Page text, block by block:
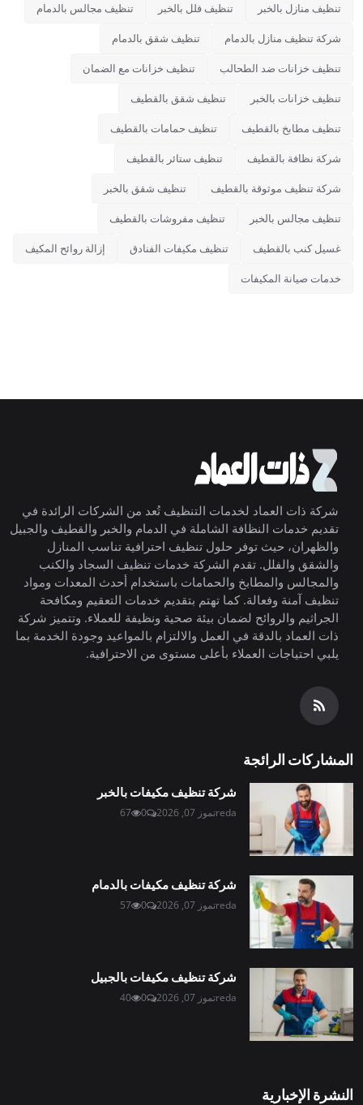
تنظيف منازل بالخبر تنظيف فلل بالخبر تنظيف مجالس بالدمام
شركة تنظيف منازل بالدمام تنظيف شقق بالدمام
تنظيف خزانات ضد الطحالب تنظيف خزانات مع الضمان
تنظيف خزانات بالخبر تنظيف شقق بالقطيف
تنظيف مطابخ بالقطيف تنظيف حمامات بالقطيف
شركة نظافة بالقطيف تنظيف ستائر بالقطيف
شركة تنظيف موثوقة بالقطيف تنظيف شقق بالخبر
تنظيف مجالس بالخبر تنظيف مفروشات بالقطيف
غسيل كنب بالقطيف تنظيف مكيفات الفنادق إزالة روائح المكيف
خدمات صيانة المكيفات
شركة ذات العماد لخدمات التنظيف تُعد من الشركات الرائدة في
تقديم خدمات النظافة الشاملة في الدمام والخبر والقطيف والجبيل
والظهران، حيث توفر حلول تنظيف احترافية تناسب المنازل
والشقق والفلل. تقدم الشركة خدمات تنظيف السجاد والكنب
والمجالس والمطابخ والحمامات باستخدام أحدث المعدات ومواد
تنظيف آمنة وفعالة. كما تهتم بتقديم خدمات التعقيم ومكافحة
الجراثيم والروائح لضمان بيئة صحية ونظيفة للعملاء. وتتميز شركة
ذات العماد بالدقة في العمل والالتزام بالمواعيد وجودة الخدمة بما
يلبي احتياجات العملاء بأعلى مستوى من الاحترافية.
المشاركات الرائجة
شركة تنظيف مكيفات بالخبر
redaتموز 07, 2026 0
67
شركة تنظيف مكيفات بالدمام
redaتموز 07, 2026 0
57
شركة تنظيف مكيفات بالجبيل
redaتموز 07, 2026 0
40
النشرة الإخبارية